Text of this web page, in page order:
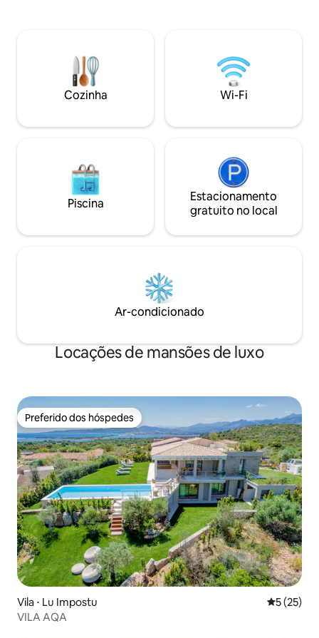
sobre o possível custo do aquecimento.
Também é possível alugar uma SUÍTE de
45 metros quadrados. 4/5 pessoas têm
um custo extra, é o quarto 4 na
grande sala de
para o mar, uma
equipada e 4
total de cerca de
Cozinha Wi-Fi
Piscina
Estacionamento
gratuito no local
Ar-condicionado
Locações de mansões de luxo
Preferido dos hóspedes
Preferido dos hóspedes
Vila ⋅ Lu Impostu 5 de uma
5 (25)
VILA AQA